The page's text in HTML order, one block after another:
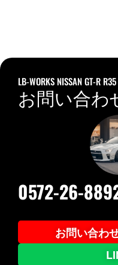
LB-WORKS NISSAN GT-R
お問い合わ
0572-26-
お問い合わ